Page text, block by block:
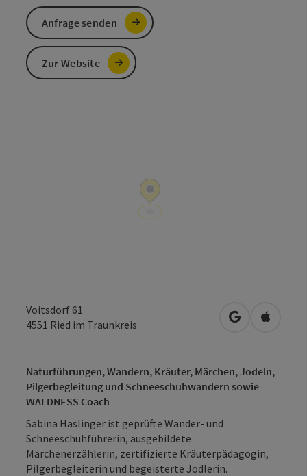
Voitsdorf 61
4551 Ried im Traunkreis in Google
in
Naturführungen, Wandern, Kräuter, Märchen, Jodeln,
Pilgerbegleitung und Schneeschuhwandern sowie
WALDNESS Coach
Sabina Haslinger ist geprüfte Wander- und
Schneeschuhführerin, ausgebildete
Märchenerzählerin, zertifizierte Kräuterpädagogin,
Pilgerbegleiterin und begeisterte Jodlerin.
Anfrage senden
Zur Website